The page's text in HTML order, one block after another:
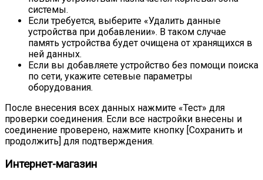
системы.
Если требуется, выберите «Удалить данные
устройства при добавлении». В таком случае
память устройства будет очищена от хранящихся в
ней данных.
Если вы добавляете устройство без помощи поиска
по сети, укажите сетевые параметры
оборудования.
После внесения всех данных нажмите «Тест» для
проверки соединения. Если все настройки внесены и
соединение проверено, нажмите кнопку [Сохранить и
продолжить] для подтверждения.
Интернет-магазин